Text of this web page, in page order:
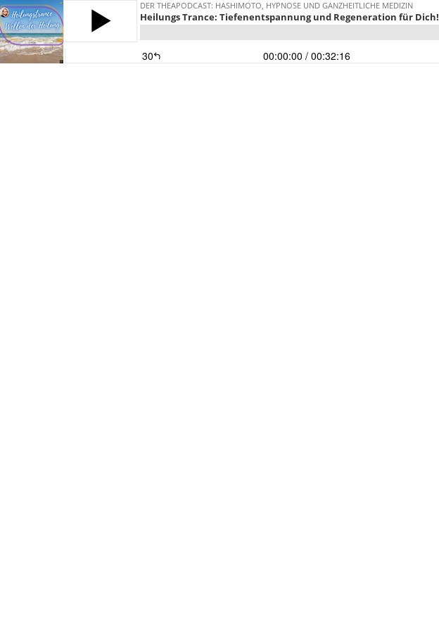
DER THEAPODCAST: HASHIMOTO, HYPNOSE UND GANZHEITLICHE MEDIZIN
Heilungs Trance: Tiefenentspannung und Regeneration für Dich!
30 00:00:00 / 00:32:16